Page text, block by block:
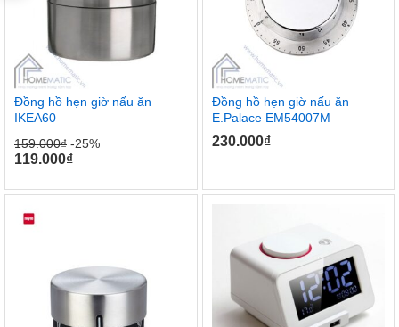
Đồng hồ hẹn giờ nấu ăn
IKEA60
159.000₫ -25%
119.000₫
Đồng hồ hẹn giờ nấu ăn
E.Palace EM54007M
230.000₫